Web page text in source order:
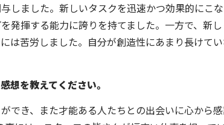
しました。新しいタスクを迅速かつ効果的にこな
発揮する能力に誇りを持てました。一方で、新
は苦労しました。自分が創造性にあまり長けて
想を教えてください。
でき、また才能ある人たちとの出会いに心から